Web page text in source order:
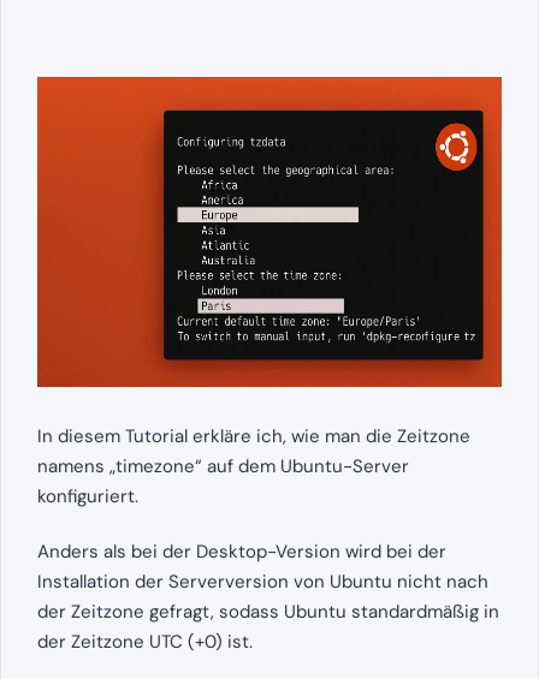
In diesem Tutorial erkläre ich, wie man die Zeitzone
namens „timezone“ auf dem Ubuntu-Server
konfiguriert.
Anders als bei der Desktop-Version wird bei der
Installation der Serverversion von Ubuntu nicht nach
der Zeitzone gefragt, sodass Ubuntu standardmäßig in
der Zeitzone UTC (+0) ist.